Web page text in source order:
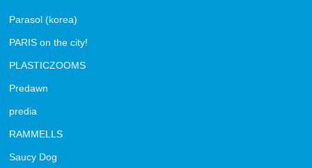
Parasol (korea)
PARIS on the city!
PLASTICZOOMS
Predawn
predia
RAMMELLS
Saucy Dog